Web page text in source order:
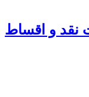
نقد و اقساط